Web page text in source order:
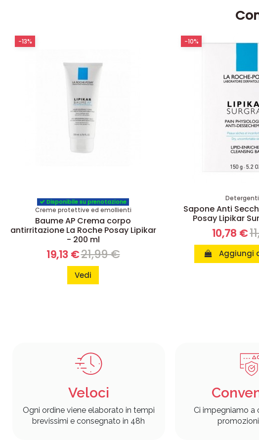
Disponibile su prenotazione
Creme protettive ed emollienti
Baume AP Crema corpo
antirritazione La Roche Posay Lipikar
- 200 ml
19,13 €21,99 €
Vedi
-13%
Sapone Anti
Posay Lipikar
10,78 €
Aggiungi
-10%
Veloci
Ogni ordine viene elaborato in tempi
brevissimi e consegnato in 48h
Ci impegniamo a